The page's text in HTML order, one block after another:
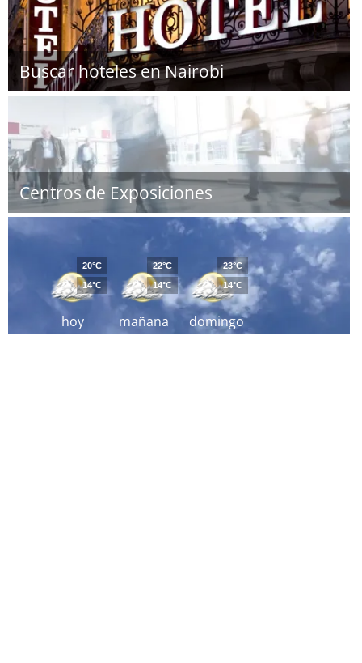
Buscar hoteles en Nairobi
Centros de Exposiciones
hoy
20°C
14°C
mañana
22°C
14°C
domingo
23°C
14°C